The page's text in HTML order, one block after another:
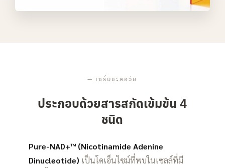
— เซรั่มชะลอวัย
ประกอบด้วยสารสกัดเข้มข้น 4
ชนิด
Pure-NAD+™ (Nicotinamide Adenine
Dinucleotide) เป็นโคเอ็นไซม์ที่พบในเซลล์ที่มี